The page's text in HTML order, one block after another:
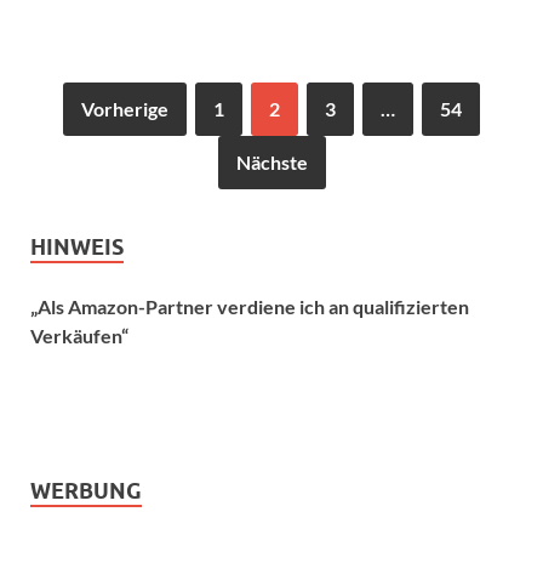
Vorherige 1 2 3 … 54
Nächste
HINWEIS
„Als Amazon-Partner verdiene ich an qualifizierten
Verkäufen“
WERBUNG